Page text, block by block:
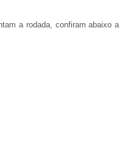
a rodada, confiram abaixo a